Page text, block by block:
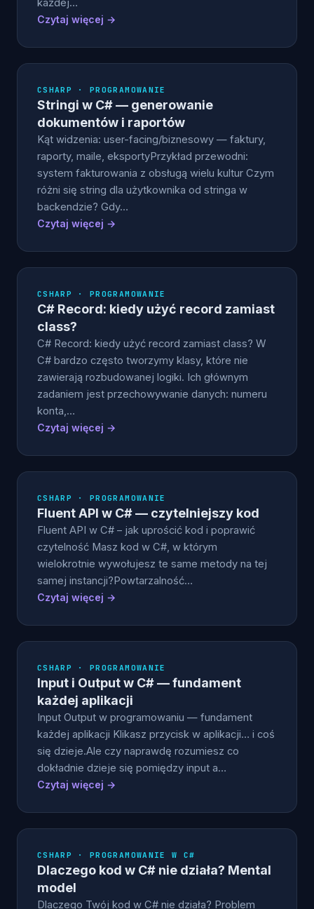
każdej…
Czytaj więcej →
CSHARP · PROGRAMOWANIE
Stringi w C# — generowanie
dokumentów i raportów
Kąt widzenia: user-facing/biznesowy — faktury,
raporty, maile, eksportyPrzykład przewodni:
system fakturowania z obsługą wielu kultur Czym
różni się string dla użytkownika od stringa w
backendzie? Gdy…
Czytaj więcej →
CSHARP · PROGRAMOWANIE
C# Record: kiedy użyć record zamiast
class?
C# Record: kiedy użyć record zamiast class? W
C# bardzo często tworzymy klasy, które nie
zawierają rozbudowanej logiki. Ich głównym
zadaniem jest przechowywanie danych: numeru
konta,…
Czytaj więcej →
CSHARP · PROGRAMOWANIE
Fluent API w C# — czytelniejszy kod
Fluent API w C# – jak uprościć kod i poprawić
czytelność Masz kod w C#, w którym
wielokrotnie wywołujesz te same metody na tej
samej instancji?Powtarzalność…
Czytaj więcej →
CSHARP · PROGRAMOWANIE
Input i Output w C# — fundament
każdej aplikacji
Input Output w programowaniu — fundament
każdej aplikacji Klikasz przycisk w aplikacji… i coś
się dzieje.Ale czy naprawdę rozumiesz co
dokładnie dzieje się pomiędzy input a…
Czytaj więcej →
CSHARP · PROGRAMOWANIE W C#
Dlaczego kod w C# nie działa? Mental
model
Dlaczego Twój kod w C# nie działa? Problem